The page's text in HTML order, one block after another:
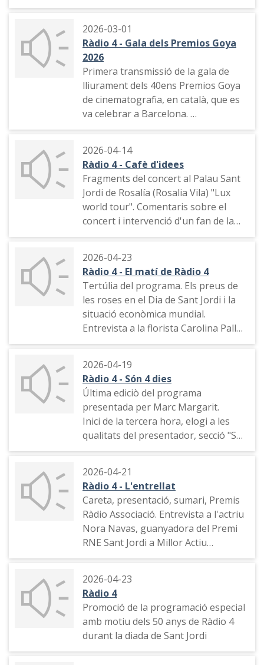
2026-03-01
Ràdio 4 - Gala dels Premios Goya
2026
Primera transmissió de la gala de
lliurament dels 40ens Premios Goya
de cinematografia, en català, que es
va celebrar a Barcelona.
d'obertura, resum d'edicions
anteriors, sortida a l'escenari dels
presentadors Rigoberta Bandini
(Paula Ribó ) i Luis Tosar
2026-04-14
Ràdio 4 - Cafè d'idees
Fragments del concert al Palau Sant
Jordi de Rosalía (Rosalia Vila) "Lux
world tour". Comentaris sobre el
concert i intervenció d'un fan de la
cantant (David Puig)
2026-04-23
Ràdio 4 - El matí de Ràdio 4
Tertúlia del programa. Els preus de
les roses en el Dia de Sant Jordi i la
situació econòmica mundial.
Entrevista a la florista Carolina Pallés
de la parada de les Rambles Flors
a Plaça Catalunya. El Sant Jordi a
Lleida.El pa de Sant Jordi. Entrevista a
la periodista Natza Farré que ha
escrit el llibre 'L'última vegada que et
dic adeu'. L'estat del temps.
Comentari sobre el camío de RNE.
Intervenció d'una oïdora.
2026-04-19
Ràdio 4 - Són 4 dies
Última ediciò del programa
presentada per Marc Margarit.
Inici de la tercera hora, elogi a les
qualitats del presentador, secció "Set
de cultura" amb una entrevista a
cinema Verdi de Barcelona. "Vipe
check", el Festival B.
Agraïments a l'equip i comiat del
programa del presentador.
2026-04-21
Ràdio 4 - L'entrellat
Careta, presentació, sumari, Premis
Ràdio Associació. Entrevista a l'actriu
Nora Navas, guanyadora del Premi
RNE Sant Jordi a Millor Actiu
Espanyola. Entrevistes a Pilar
d’honor dels Premis Ràdio Associació
, i a Sílvia Tarragona i Pep Gorgori i a
Irene Desumbila, que han estat
nominats finalistes al millor pòdcast i
al premi a la innovació dels Premis
RAC.
2026-04-23
Ràdio 4
Promoció de la programació especial
amb motiu dels 50 anys de Ràdio 4
durant la diada de Sant Jordi